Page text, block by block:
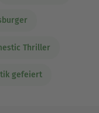
Thriller
gefeiert